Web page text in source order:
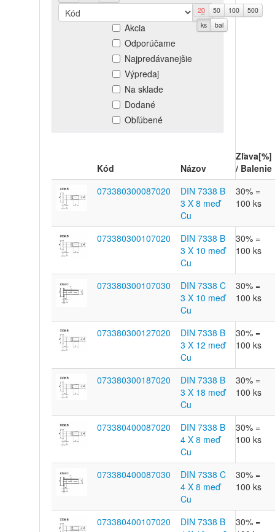
Akcia
Odporúčame
Najpredávanejšie
Výpredaj
Na sklade
Dodané
Obľúbené
20 50 100
500
ks
bal
Kód Názov
Zľava[%]
/ Balenie
073380300087020
DIN 7338 B
3 X 8 meď
Cu
30% =
100 ks
073380300107020
DIN 7338 B
3 X 10 meď
Cu
30% =
100 ks
073380300107030
DIN 7338 C
3 X 10 meď
Cu
30% =
100 ks
073380300127020
DIN 7338 B
3 X 12 meď
Cu
30% =
100 ks
073380300187020
DIN 7338 B
3 X 18 meď
Cu
30% =
100 ks
073380400087020
DIN 7338 B
4 X 8 meď
Cu
30% =
100 ks
073380400087030
DIN 7338 C
4 X 8 meď
Cu
30% =
100 ks
073380400107020
DIN 7338 B
30% =